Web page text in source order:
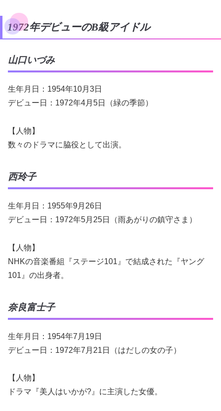
1972年デビューのB級アイドル
山口いづみ
生年月日：1954年10月3日
デビュー日：1972年4月5日（緑の季節）
【人物】
数々のドラマに脇役として出演。
西玲子
生年月日：1955年9月26日
デビュー日：1972年5月25日（雨あがりの鎮守さま）
【人物】
NHKの音楽番組『ステージ101』で結成された『ヤング
101』の出身者。
奈良富士子
生年月日：1954年7月19日
デビュー日：1972年7月21日（はだしの女の子）
【人物】
ドラマ『美人はいかが?』に主演した女優。